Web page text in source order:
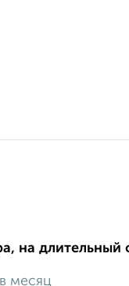
на длительный
в месяц